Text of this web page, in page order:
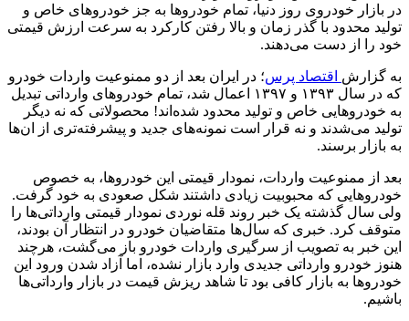
در بازار خودروی روز دنیا، تمام خودرو‌ها به جز خودرو‌های خاص و
تولید محدود با گذر زمان و بالا رفتن کارکرد به سرعت ارزش قیمتی
خود را از دست می‌دهند.
به گزارش اقتصاد پرس؛ در ایران بعد از دو ممنوعیت واردات خودرو
که در سال ۱۳۹۳ و ۱۳۹۷ اعمال شد، تمام خودرو‌های وارداتی تبدیل
به خودرو‌هایی خاص و تولید محدود شده‌اند! محصولاتی که نه دیگر
تولید می‌شدند و نه قرار است نمونه‌های جدید و پیشرفته‌تری از ان‌ها
به بازار برسند.
بعد از ممنوعیت واردات، نمودار قیمتی این خودروها، به خصوص
خودرو‌هایی که محبوبیت زیادی داشتند شکل صعودی به خود گرفت.
ولی سال گذشته یک خبر روند قله نوردی نمودار قیمتی وارداتی‌ها را
متوقف کرد. خبری که سال‌ها متقاضیان خودرو در انتظار آن بودند،
این خبر به تصویب از سرگیری واردات خودرو باز می‌گشت، هرچند
هنوز خودرو وارداتی جدیدی وارد بازار نشده، اما آزاد شدن ورود این
خودرو‌ها به بازار کافی بود تا شاهد ریزش قیمت در بازار وارداتی‌ها
باشیم.